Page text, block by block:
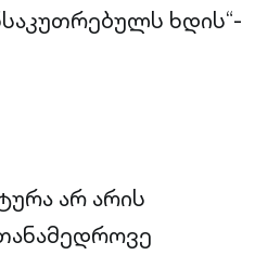
ხდის“-
არ არის